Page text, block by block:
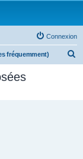
Connexion
fréquemment)